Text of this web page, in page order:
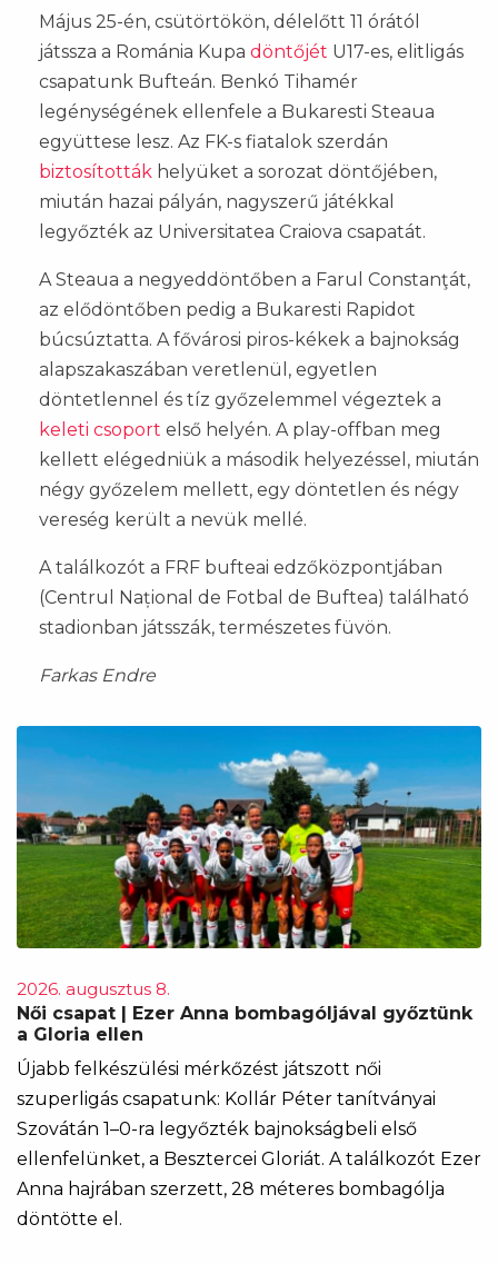
Május 25-én, csütörtökön, délelőtt 11 órától
játssza a Románia Kupa döntőjét U17-es, elitligás
csapatunk Bufteán. Benkó Tihamér
legénységének ellenfele a Bukaresti Steaua
együttese lesz. Az FK-s fiatalok szerdán
biztosították helyüket a sorozat döntőjében,
miután hazai pályán, nagyszerű játékkal
legyőzték az Universitatea Craiova csapatát.
A Steaua a negyeddöntőben a Farul Constanţát,
az elődöntőben pedig a Bukaresti Rapidot
búcsúztatta. A fővárosi piros-kékek a bajnokság
alapszakaszában veretlenül, egyetlen
döntetlennel és tíz győzelemmel végeztek a
keleti csoport első helyén. A play-offban meg
kellett elégedniük a második helyezéssel, miután
négy győzelem mellett, egy döntetlen és négy
vereség került a nevük mellé.
A találkozót a FRF bufteai edzőközpontjában
(Centrul Național de Fotbal de Buftea) található
stadionban játsszák, természetes füvön.
Farkas Endre
2026. augusztus 8.
Női csapat | Ezer Anna bombagóljával győztünk
a Gloria ellen
Újabb felkészülési mérkőzést játszott női
szuperligás csapatunk: Kollár Péter tanítványai
Szovátán 1–0-ra legyőzték bajnokságbeli első
ellenfelünket, a Besztercei Gloriát. A találkozót Ezer
Anna hajrában szerzett, 28 méteres bombagólja
döntötte el.